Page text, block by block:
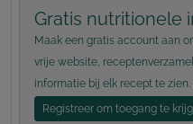
Gratis nutritionele
Maak een gratis account aan
vrije website,
informatie bij elk recept te
Registreer om toegang te